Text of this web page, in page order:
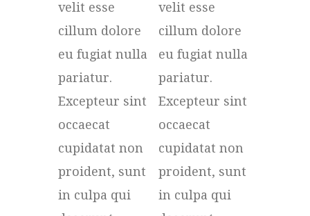
velit esse
cillum dolore
eu fugiat nulla
pariatur.
Excepteur sint
occaecat
cupidatat non
proident, sunt
in culpa qui
velit esse
cillum dolore
eu fugiat nulla
pariatur.
Excepteur sint
occaecat
cupidatat non
proident, sunt
in culpa qui